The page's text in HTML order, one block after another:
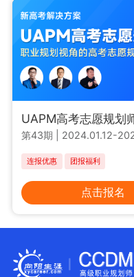
UAPM高考志愿规划
第43期 2024.01.12-
连报优惠 团报福利
点击报名